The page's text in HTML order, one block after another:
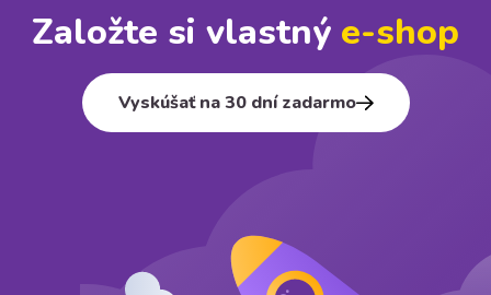
Založte si vlastný e⁠-⁠shop
Vyskúšať na 30 dní zadarmo